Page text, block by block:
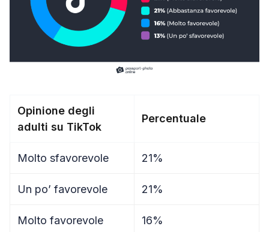
Opinione degli
adulti su TikTok
Percentuale
Molto sfavorevole 21%
Un po’ favorevole 21%
Molto favorevole 16%